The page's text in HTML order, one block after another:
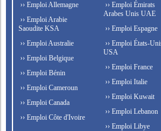
›› Emploi Allemagne
›› Emploi Arabie
Saoudite KSA
›› Emploi Australie
›› Emploi Belgique
›› Emploi Bénin
›› Emploi Cameroun
›› Emploi Canada
›› Emploi Côte d'Ivoire
›› Emploi Émirats
Arabes Unis UAE
›› Emploi Espagne
›› Emploi États-
USA
›› Emploi France
›› Emploi Italie
›› Emploi Kuwait
›› Emploi Lebanon
›› Emploi Libye